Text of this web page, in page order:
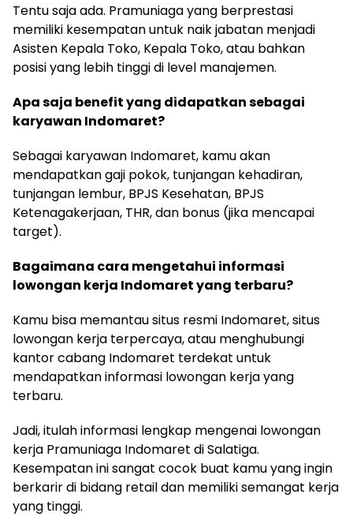
Tentu saja ada. Pramuniaga yang berprestasi
memiliki kesempatan untuk naik jabatan menjadi
Asisten Kepala Toko, Kepala Toko, atau bahkan
posisi yang lebih tinggi di level manajemen.
Apa saja benefit yang didapatkan sebagai
karyawan Indomaret?
Sebagai karyawan Indomaret, kamu akan
mendapatkan gaji pokok, tunjangan kehadiran,
tunjangan lembur, BPJS Kesehatan, BPJS
Ketenagakerjaan, THR, dan bonus (jika mencapai
target).
Bagaimana cara mengetahui informasi
lowongan kerja Indomaret yang terbaru?
Kamu bisa memantau situs resmi Indomaret, situs
lowongan kerja terpercaya, atau menghubungi
kantor cabang Indomaret terdekat untuk
mendapatkan informasi lowongan kerja yang
terbaru.
Jadi, itulah informasi lengkap mengenai lowongan
kerja Pramuniaga Indomaret di Salatiga.
Kesempatan ini sangat cocok buat kamu yang ingin
berkarir di bidang retail dan memiliki semangat kerja
yang tinggi.